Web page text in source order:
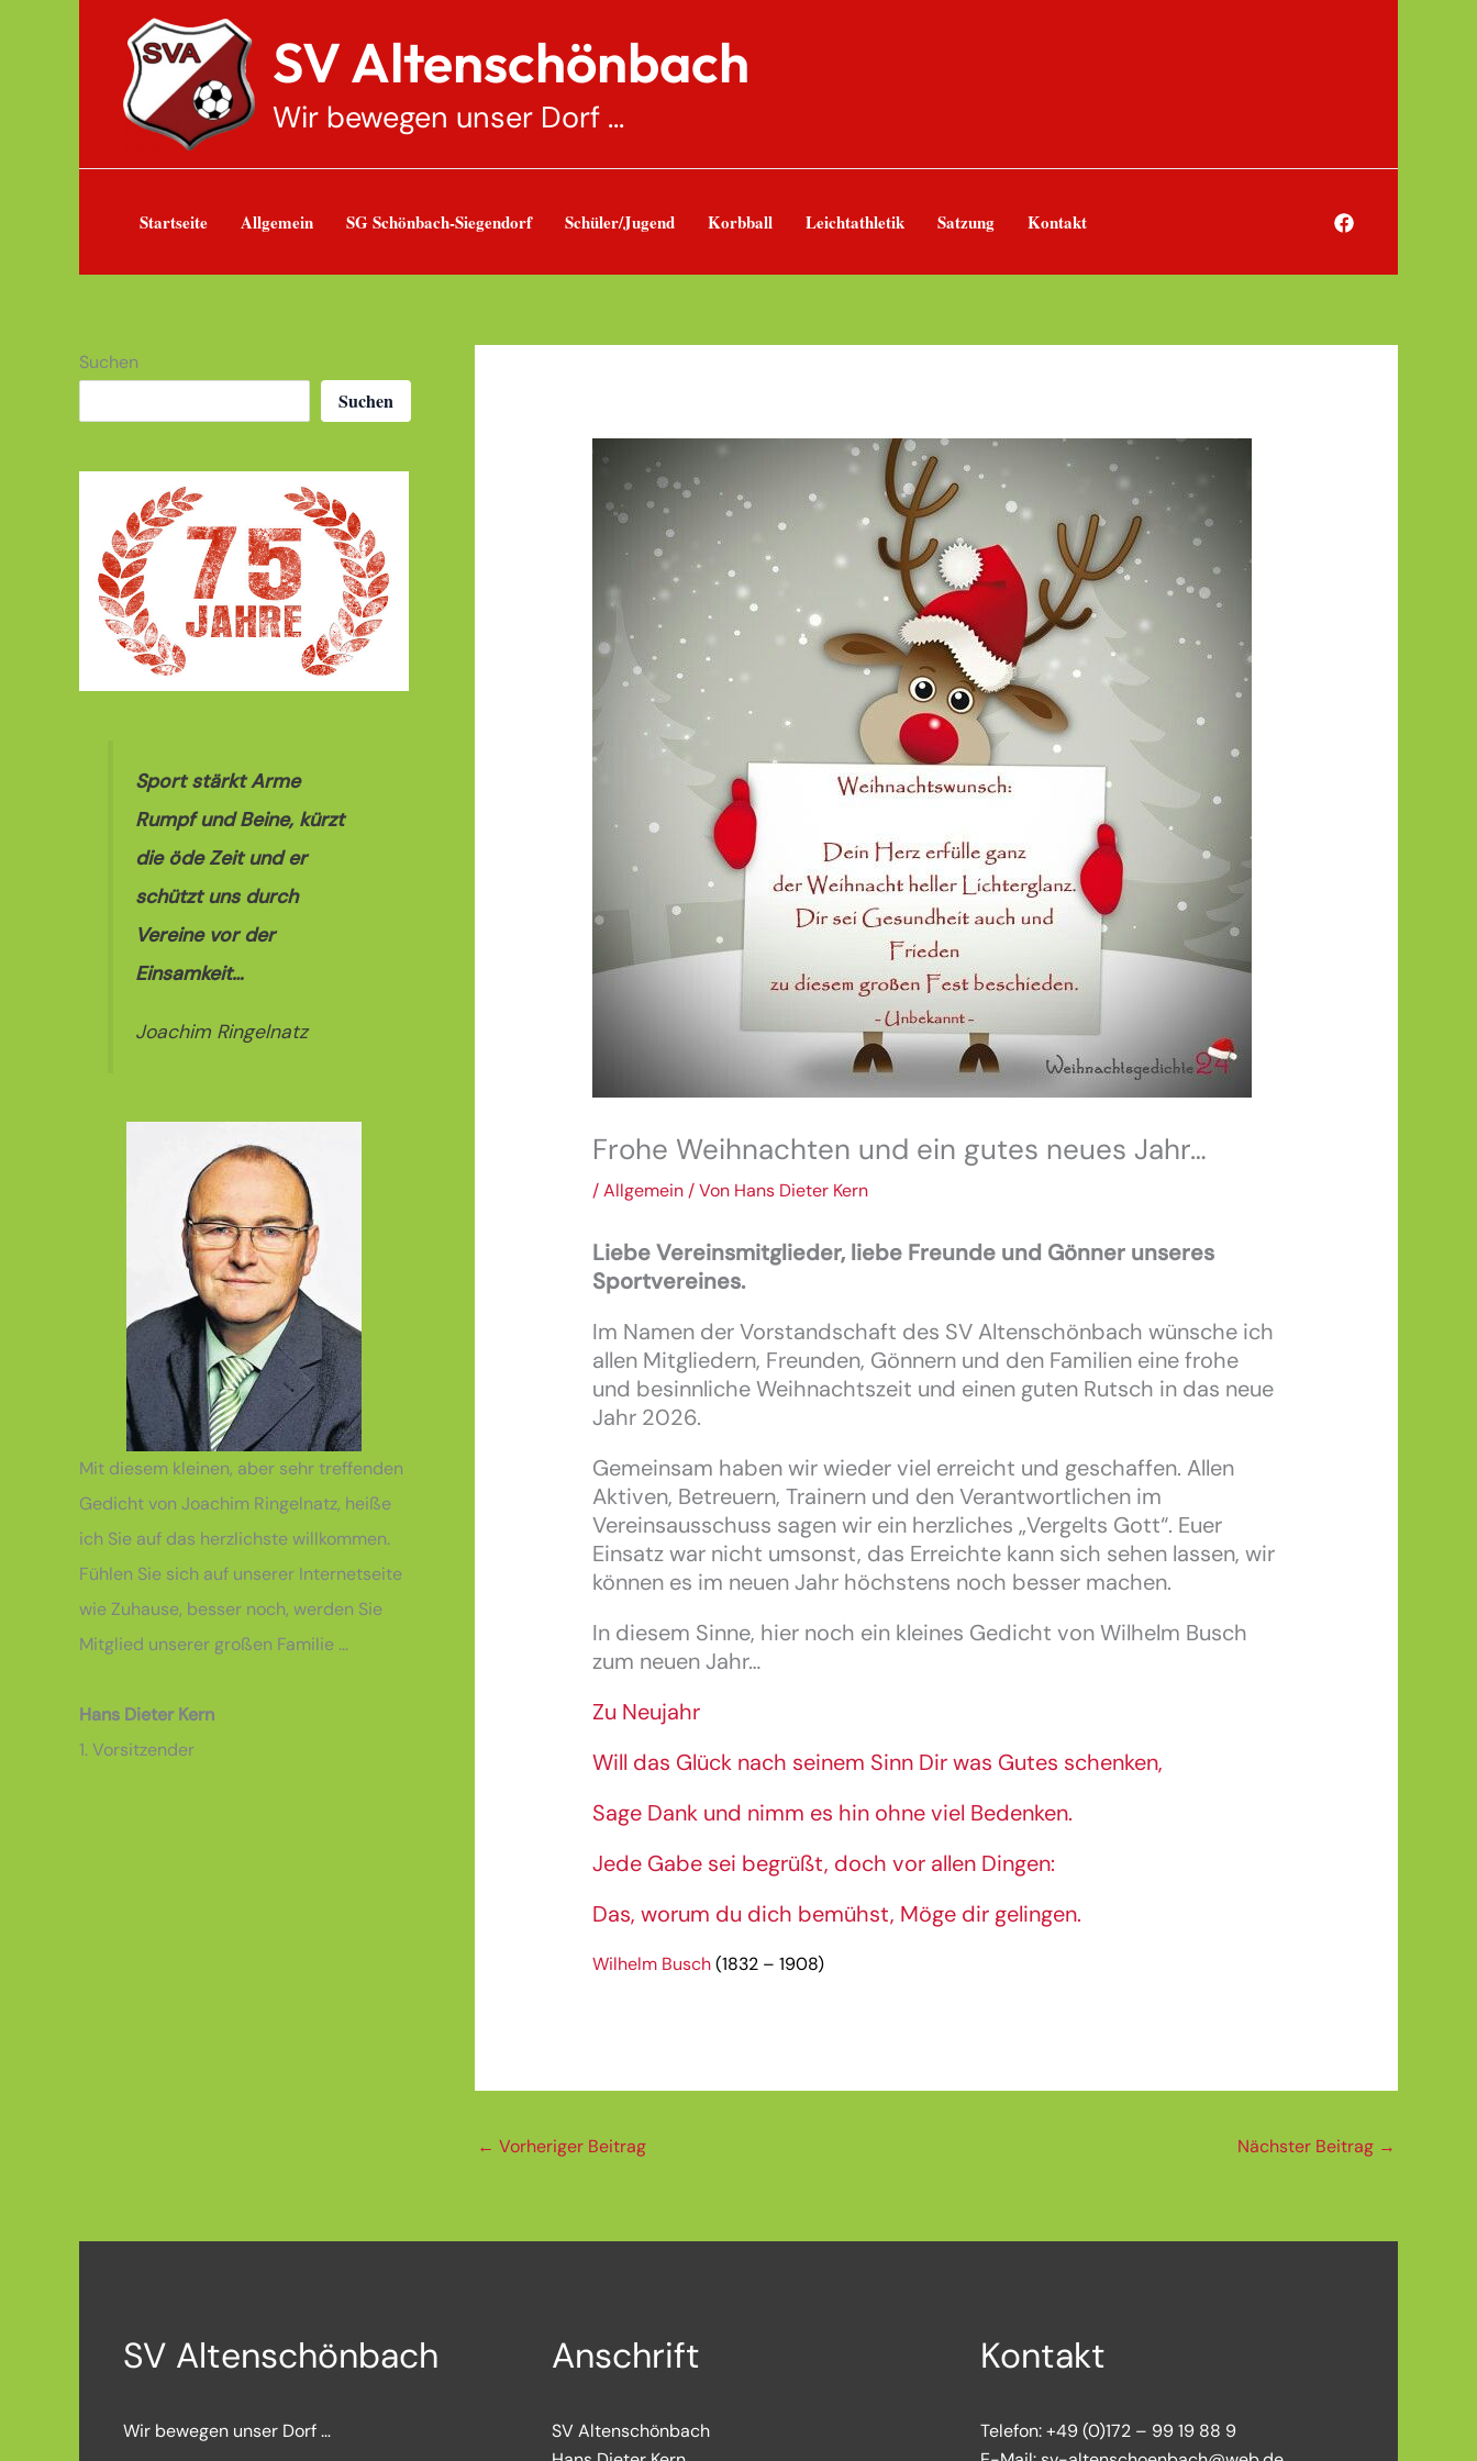
SV Altenschönbach
Wir bewegen unser Dorf ...
Startseite Allgemein SG Schönbach-Siegendorf Schüler/Jugend Korbball Leichtathletik Satzung Kontakt
Suchen
Suchen
Sport stärkt Arme
Rumpf und Beine, kürzt
die öde Zeit und er
schützt uns durch
Vereine vor der
Einsamkeit…
Joachim Ringelnatz
Mit diesem kleinen, aber sehr treffenden
Gedicht von Joachim Ringelnatz, heiße
ich Sie auf das herzlichste willkommen.
Fühlen Sie sich auf unserer Internetseite
wie Zuhause, besser noch, werden Sie
Mitglied unserer großen Familie ...
Hans Dieter Kern
1. Vorsitzender
Frohe Weihnachten und ein gutes neues Jahr…
/Allgemein/ Von Hans Dieter Kern
Liebe Vereinsmitglieder, liebe Freunde und Gönner unseres
Sportvereines.
Im Namen der Vorstandschaft des SV Altenschönbach wünsche ich
allen Mitgliedern, Freunden, Gönnern und den Familien eine frohe
und besinnliche Weihnachtszeit und einen guten Rutsch in das neue
Jahr 2026.
Gemeinsam haben wir wieder viel erreicht und geschaffen. Allen
Aktiven, Betreuern, Trainern und den Verantwortlichen im
Vereinsausschuss sagen wir ein herzliches „Vergelts Gott“. Euer
Einsatz war nicht umsonst, das Erreichte kann sich sehen lassen, wir
können es im neuen Jahr höchstens noch besser machen.
In diesem Sinne, hier noch ein kleines Gedicht von Wilhelm Busch
zum neuen Jahr…
Zu Neujahr
Will das Glück nach seinem Sinn Dir was Gutes schenken,
Sage Dank und nimm es hin ohne viel Bedenken.
Jede Gabe sei begrüßt, doch vor allen Dingen:
Das, worum du dich bemühst, Möge dir gelingen.
Wilhelm Busch(1832 – 1908)
← Vorheriger Beitrag Nächster Beitrag →
SV Altenschönbach
Wir bewegen unser Dorf …
Anschrift
SV Altenschönbach
Kontakt
Telefon:+49 (0)172 – 99 19 88 9